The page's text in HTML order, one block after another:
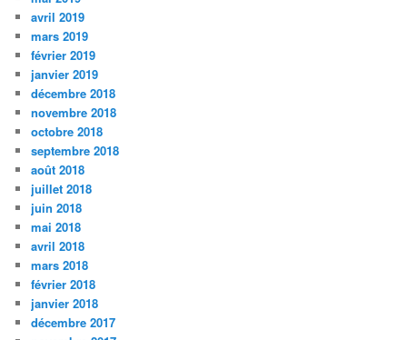
avril 2019
mars 2019
février 2019
janvier 2019
décembre 2018
novembre 2018
octobre 2018
septembre 2018
août 2018
juillet 2018
juin 2018
mai 2018
avril 2018
mars 2018
février 2018
janvier 2018
décembre 2017